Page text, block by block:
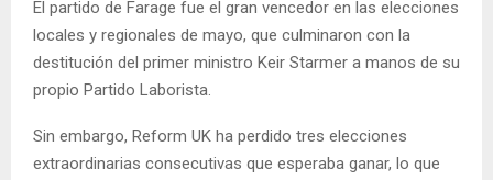
El partido de Farage fue el gran vencedor en las elecciones
locales y regionales de mayo, que culminaron con la
destitución del primer ministro Keir Starmer a manos de su
propio Partido Laborista.
Sin embargo, Reform UK ha perdido tres elecciones
extraordinarias consecutivas que esperaba ganar, lo que